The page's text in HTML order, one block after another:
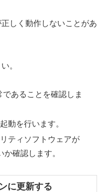
しく動作しないことがあ
。
あることを確認しま
動を行います。
ティソフトウェアが
確認します。
に更新する